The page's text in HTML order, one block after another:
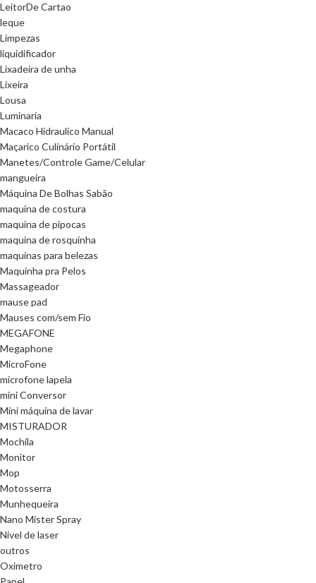
LeitorDe Cartao
leque
Limpezas
liquidificador
Lixadeira de unha
Lixeira
Lousa
Luminaria
Macaco Hidraulico Manual
Maçarico Culinário Portátil
Manetes/Controle Game/Celular
mangueira
Máquina De Bolhas Sabão
maquina de costura
maquina de pipocas
maquina de rosquinha
maquinas para belezas
Maquinha pra Pelos
Massageador
mause pad
Mauses com/sem Fio
MEGAFONE
Megaphone
MicroFone
microfone lapela
mini Conversor
Mini máquina de lavar
MISTURADOR
Mochila
Monitor
Mop
Motosserra
Munhequeira
Nano Mister Spray
Nivel de laser
outros
Oximetro